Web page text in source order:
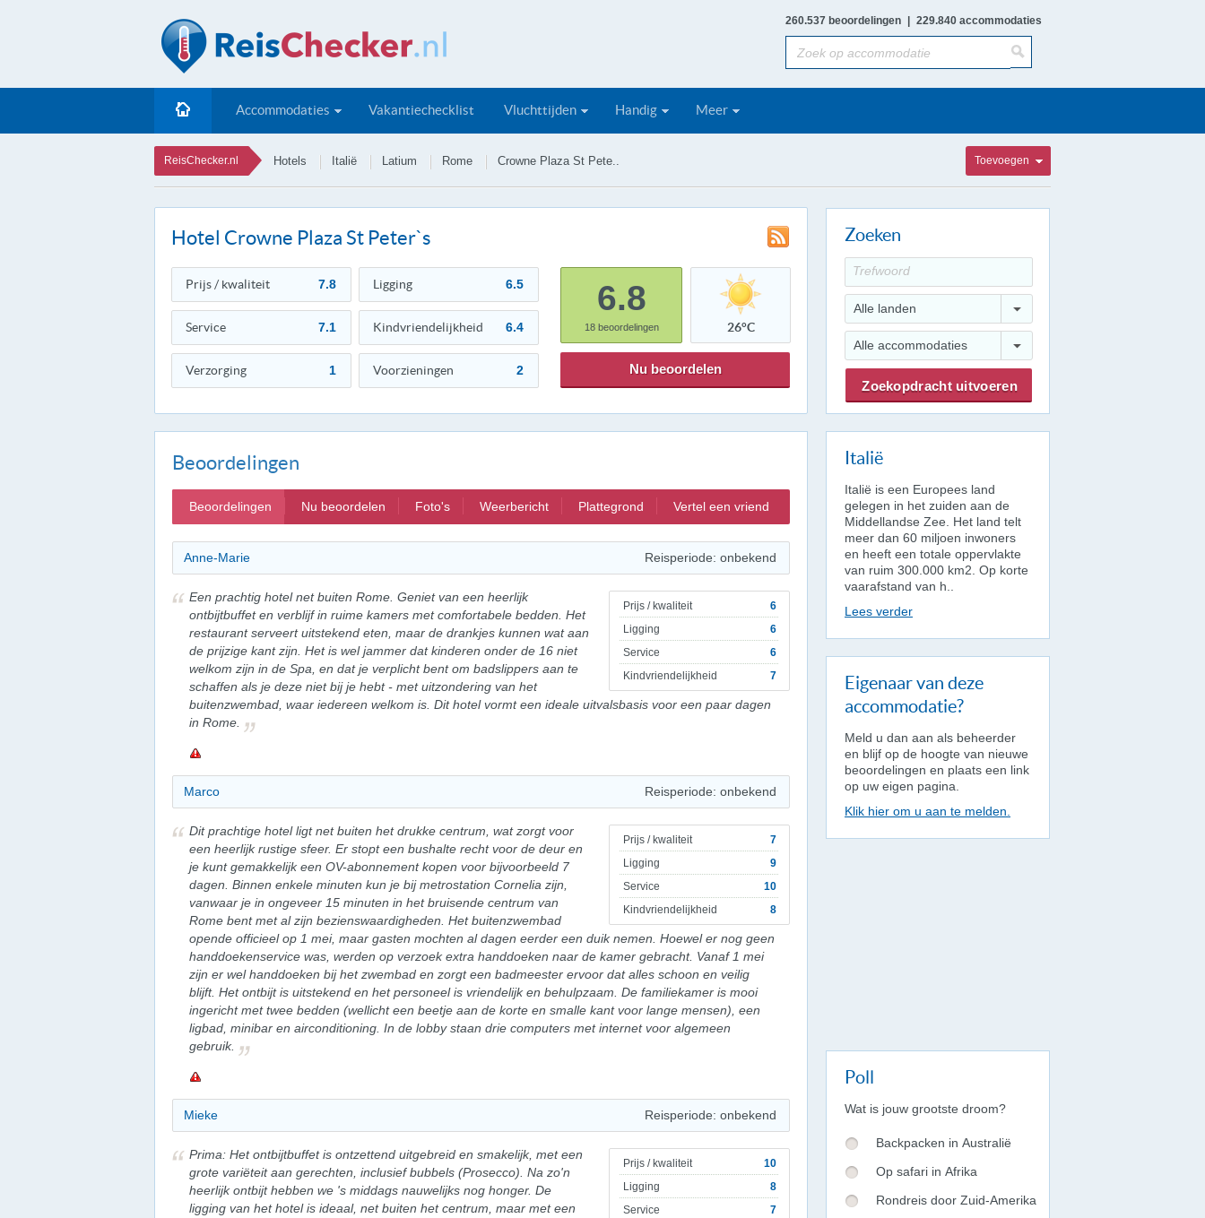
260.537 beoordelingen 229.840 accommodaties
Accommodaties Vakantiechecklist Vluchttijden Handig Meer
ReisChecker.nl Hotels Italië Latium Rome Crowne Plaza St Pete.. Toevoegen
Hotel Crowne Plaza St Peter`s
Prijs / kwaliteit 7.8 Ligging 6.5
Service 7.1 Kindvriendelijkheid 6.4
Verzorging 1 Voorzieningen 2
6.8
18beoordelingen 26°C
Nu beoordelen
Beoordelingen
Beoordelingen Nu beoordelen Foto's Weerbericht Plattegrond Vertel een vriend
Anne-Marie Reisperiode: onbekend
Prijs / kwaliteit
6
Ligging
6
Service
6
Kindvriendelijkheid
7
Een prachtig hotel net buiten Rome. Geniet van een heerlijk
ontbijtbuffet en verblijf in ruime kamers met comfortabele bedden. Het
restaurant serveert uitstekend eten, maar de drankjes kunnen wat aan
de prijzige kant zijn. Het is wel jammer dat kinderen onder de 16 niet
welkom zijn in de Spa, en dat je verplicht bent om badslippers aan te
schaffen als je deze niet bij je hebt - met uitzondering van het
buitenzwembad, waar iedereen welkom is. Dit hotel vormt een ideale uitvalsbasis voor een paar dagen
in Rome.
Marco Reisperiode: onbekend
Prijs / kwaliteit
7
Ligging
9
Service
10
Kindvriendelijkheid
8
Dit prachtige hotel ligt net buiten het drukke centrum, wat zorgt voor
een heerlijk rustige sfeer. Er stopt een bushalte recht voor de deur en
je kunt gemakkelijk een OV-abonnement kopen voor bijvoorbeeld 7
dagen. Binnen enkele minuten kun je bij metrostation Cornelia zijn,
vanwaar je in ongeveer 15 minuten in het bruisende centrum van
Rome bent met al zijn bezienswaardigheden. Het buitenzwembad
opende officieel op 1 mei, maar gasten mochten al dagen eerder een duik nemen. Hoewel er nog geen
handdoekenservice was, werden op verzoek extra handdoeken naar de kamer gebracht. Vanaf 1 mei
zijn er wel handdoeken bij het zwembad en zorgt een badmeester ervoor dat alles schoon en veilig
blijft. Het ontbijt is uitstekend en het personeel is vriendelijk en behulpzaam. De familiekamer is mooi
ingericht met twee bedden (wellicht een beetje aan de korte en smalle kant voor lange mensen), een
ligbad, minibar en airconditioning. In de lobby staan drie computers met internet voor algemeen
gebruik.
Mieke Reisperiode: onbekend
Prijs / kwaliteit
10
Ligging
8
Service
7
Prima: Het ontbijtbuffet is ontzettend uitgebreid en smakelijk, met een
grote variëteit aan gerechten, inclusief bubbels (Prosecco). Na zo'n
heerlijk ontbijt hebben we 's middags nauwelijks nog honger. De
ligging van het hotel is ideaal, net buiten het centrum, maar met een
Zoeken
Alle landen
Alle accommodaties
Italië
Italië is een Europees land
gelegen in het zuiden aan de
Middellandse Zee. Het land telt
meer dan 60 miljoen inwoners
en heeft een totale oppervlakte
van ruim 300.000 km2. Op korte
vaarafstand van h..
Lees verder
Eigenaar van deze
accommodatie?
Meld u dan aan als beheerder
en blijf op de hoogte van nieuwe
beoordelingen en plaats een link
op uw eigen pagina.
Klik hier om u aan te melden.
Poll
Wat is jouw grootste droom?
Backpacken in Australië
Op safari in Afrika
Rondreis door Zuid-Amerika